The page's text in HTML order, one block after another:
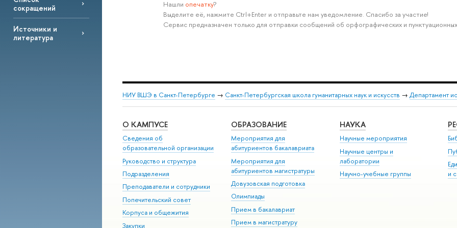
сокращений
Источники и
литература
Нашли опечатку?
Выделите её, нажмите Ctrl+Enter и отправьте нам уведомление. Спасибо за участие!
Сервис предназначен только для отправки сообщений об орфографических и
НИУ ВШЭ в Санкт-Петербурге → Санкт-Петербургская школа гуманитарных наук и искусств → Департамент
О КАМПУСЕ
Сведения об
образовательной организации
Руководство и структура
Подразделения
Преподаватели и сотрудники
Попечительский совет
Корпуса и общежития
Закупки
ОБРАЗОВАНИЕ
Мероприятия для
абитуриентов бакалавриата
Мероприятия для
абитуриентов магистратуры
Довузовская подготовка
Олимпиады
Прием в бакалавриат
Прием в магистратуру
НАУКА
Научные мероприятия
Научные центры и
лаборатории
Научно-учебные группы
и